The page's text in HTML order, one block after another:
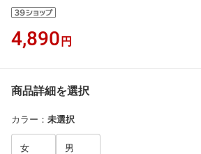
4,890 円
商品詳細を選択
カラー ： 未選択
女 男